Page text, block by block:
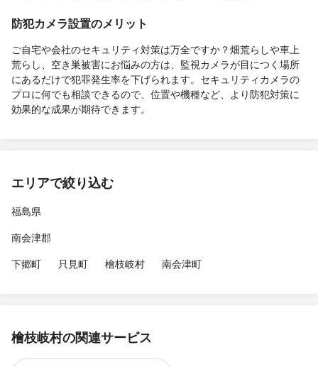
防犯カメラ設置のメリット
ご自宅や会社のセキュリティ対策は万全ですか？畑荒らしや車上
荒らし、空き巣被害にお悩みの方は、監視カメラが目につく場所
にあるだけで犯罪発生率を下げられます。セキュリティカメラの
プロに何でも相談できるので、位置や機種など、より防犯対策に
効果的な成果が期待できます。
エリアで絞り込む
福島県
南会津郡
下郷町
只見町 檜枝岐村 南会津町
檜枝岐村の関連サービス